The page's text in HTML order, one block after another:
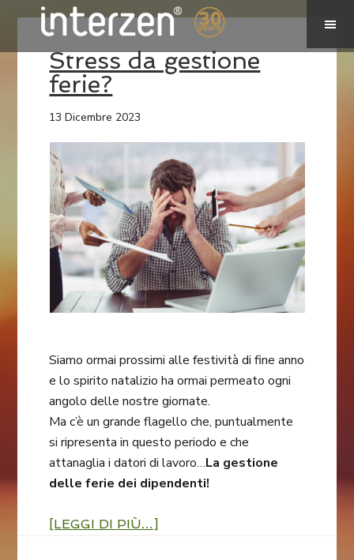
Stress da gestione
ferie?
13 Dicembre 2023
Siamo ormai prossimi alle festività di fine anno
e lo spirito natalizio ha ormai permeato ogni
angolo delle nostre giornate.
Ma c’è un grande flagello che, puntualmente
si ripresenta in questo periodo e che
attanaglia i datori di lavoro…La gestione
delle ferie dei dipendenti!
[LEGGI DI PIÙ…]